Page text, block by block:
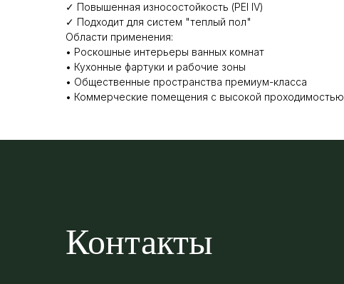
✓ Повышенная износостойкость (PEI IV)
✓ Подходит для систем "теплый пол"
Области применения:
• Роскошные интерьеры ванных комнат
• Кухонные фартуки и рабочие зоны
• Общественные пространства премиум-класса
• Коммерческие помещения с высокой проходимостью
Контакты